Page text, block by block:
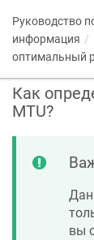
Руководство
информация
оптимальный
Как
MTU?
вы